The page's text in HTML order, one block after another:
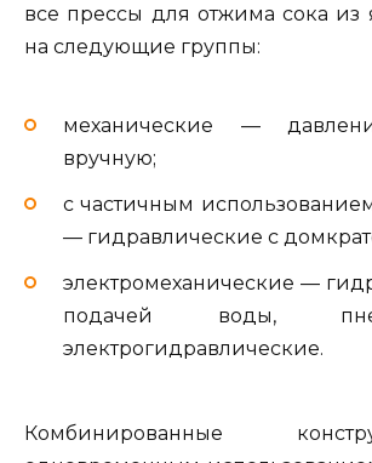
все прессы для отжима сока из
на следующие группы:
механические —
вручную;
с частичным
— гидравлические с
электромеханические —
подачей воды,
электрогидравлические.
Комбинированные